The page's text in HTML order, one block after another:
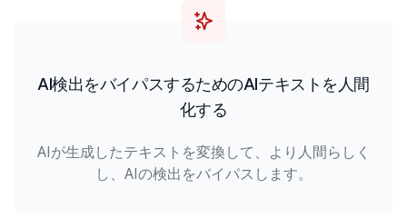
AI検出をバイパスするためのAIテキストを人間
化する
AIが生成したテキストを変換して、より人間らしく
し、AIの検出をバイパスします。